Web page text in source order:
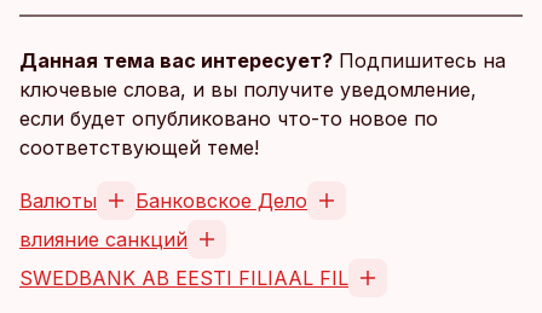
Данная тема вас интересует? Подпишитесь на
ключевые слова, и вы получите уведомление,
если будет опубликовано что-то новое по
соответствующей теме!
Валюты
Банковское Дело
влияние санкций
SWEDBANK AB EESTI FILIAAL FIL